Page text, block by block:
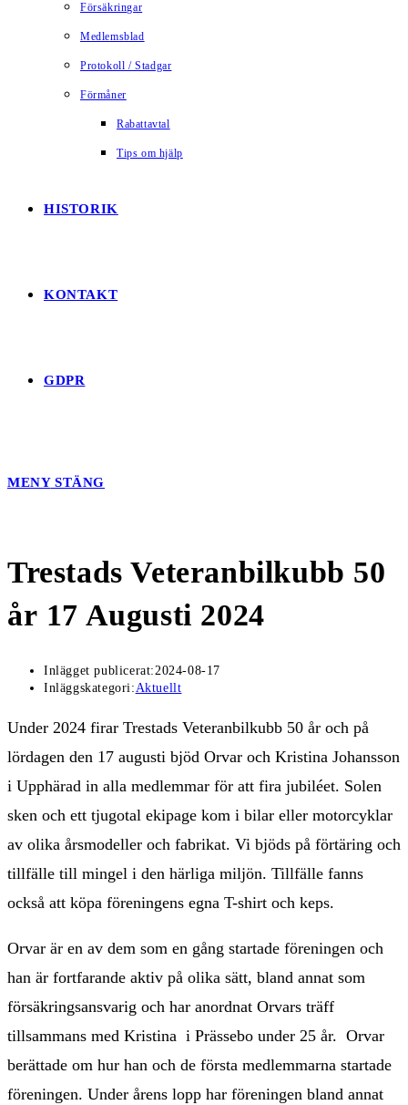
Försäkringar
Medlemsblad
Protokoll / Stadgar
Förmåner
Rabattavtal
Tips om hjälp
HISTORIK
KONTAKT
GDPR
MENY STÄNG
Trestads Veteranbilkubb 50
år 17 Augusti 2024
Inlägget publicerat:2024-08-17
Inläggskategori:Aktuellt
Under 2024 firar Trestads Veteranbilkubb 50 år och på
lördagen den 17 augusti bjöd Orvar och Kristina Johansson
i Upphärad in alla medlemmar för att fira jubiléet. Solen
sken och ett tjugotal ekipage kom i bilar eller motorcyklar
av olika årsmodeller och fabrikat. Vi bjöds på förtäring och
tillfälle till mingel i den härliga miljön. Tillfälle fanns
också att köpa föreningens egna T-shirt och keps.
Orvar är en av dem som en gång startade föreningen och
han är fortfarande aktiv på olika sätt, bland annat som
försäkringsansvarig och har anordnat Orvars träff
tillsammans med Kristina i Prässebo under 25 år. Orvar
berättade om hur han och de första medlemmarna startade
föreningen. Under årens lopp har föreningen bland annat